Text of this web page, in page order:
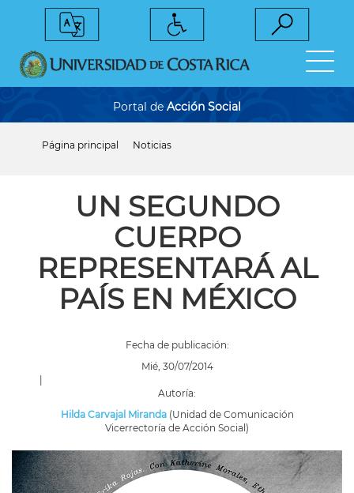
Portal de Acción Social
Página principal Noticias
UN SEGUNDO
CUERPO
REPRESENTARÁ AL
PAÍS EN MÉXICO
Fecha de publicación:
Mié, 30/07/2014
|
Autoría:
Hilda Carvajal Miranda(Unidad de Comunicación
Vicerrectoría de Acción Social)